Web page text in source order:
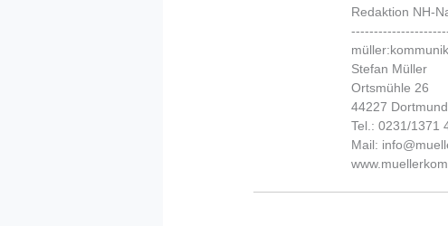
Redaktion NH-
Stefan Müller
Ortsmühle 26
44227 Dortmund
Tel.: 0231/1371
Mail: